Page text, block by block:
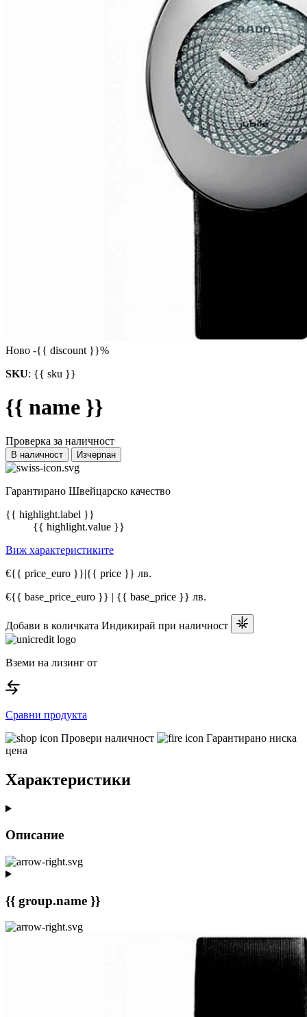
Ново -{{ discount }}%
SKU: {{ sku }}
{{ name }}
Проверка за наличност
В наличност Изчерпан
Гарантирано Швейцарско качество
{{ highlight.label }}
{{ highlight.value }}
Виж характеристиките
€{{ price_euro }}|{{ price }} лв.
€{{ base_price_euro }} | {{ base_price }} лв.
Добави в количката Индикирай при наличност
Вземи на лизинг от
Сравни продукта
Провери наличност
Гарантирано ниска
цена
Характеристики
Описание
{{ group.name }}